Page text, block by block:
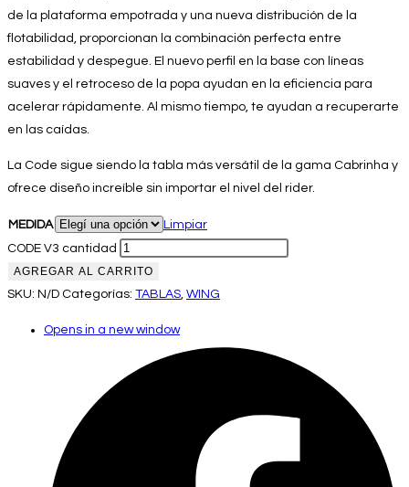
de la plataforma empotrada y una nueva distribución de la
flotabilidad, proporcionan la combinación perfecta entre
estabilidad y despegue. El nuevo perfil en la base con líneas
suaves y el retroceso de la popa ayudan en la eficiencia para
acelerar rápidamente. Al mismo tiempo, te ayudan a recuperarte
en las caídas.
La Code sigue siendo la tabla más versátil de la gama Cabrinha y
ofrece diseño increíble sin importar el nivel del rider.
MEDIDA
Limpiar
CODE V3 cantidad
AGREGAR AL CARRITO
SKU: N/D Categorías: TABLAS, WING
Opens in a new window